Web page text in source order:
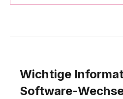
Wichtige
Software-